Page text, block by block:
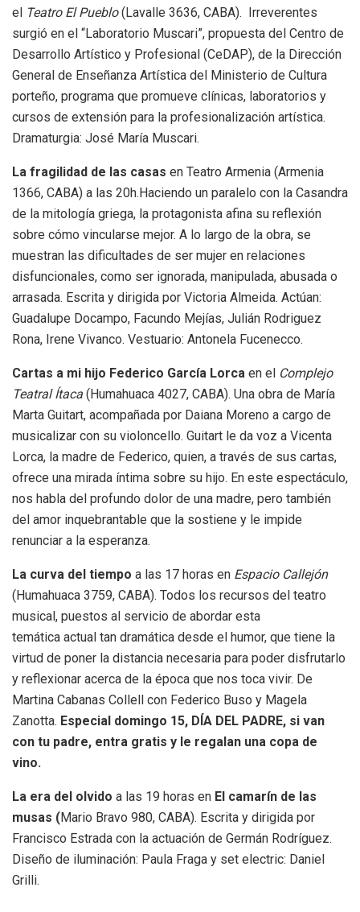
el Teatro El Pueblo(Lavalle 3636, CABA). Irreverentes
surgió en el “Laboratorio Muscari”, propuesta del Centro de
Desarrollo Artístico y Profesional (CeDAP), de la Dirección
General de Enseñanza Artística del Ministerio de Cultura
porteño, programa que promueve clínicas, laboratorios y
cursos de extensión para la profesionalización artística.
Dramaturgia: José María Muscari.
La fragilidad de las casas en Teatro Armenia (Armenia
1366, CABA) a las 20h.Haciendo un paralelo con la Casandra
de la mitología griega, la protagonista afina su reflexión
sobre cómo vincularse mejor. A lo largo de la obra, se
muestran las dificultades de ser mujer en relaciones
disfuncionales, como ser ignorada, manipulada, abusada o
arrasada. Escrita y dirigida por Victoria Almeida. Actúan:
Guadalupe Docampo, Facundo Mejías, Julián Rodriguez
Rona, Irene Vivanco. Vestuario: Antonela Fucenecco.
Cartas a mi hijo Federico García Lorca en el Complejo
Teatral Ítaca (Humahuaca 4027, CABA). Una obra de María
Marta Guitart, acompañada por Daiana Moreno a cargo de
musicalizar con su violoncello. Guitart le da voz a Vicenta
Lorca, la madre de Federico, quien, a través de sus cartas,
ofrece una mirada íntima sobre su hijo. En este espectáculo,
nos habla del profundo dolor de una madre, pero también
del amor inquebrantable que la sostiene y le impide
renunciar a la esperanza.
La curva del tiempo a las 17 horas en Espacio Callejón
(Humahuaca 3759, CABA). Todos los recursos del teatro
musical, puestos al servicio de abordar esta
temática actual tan dramática desde el humor, que tiene la
virtud de poner la distancia necesaria para poder disfrutarlo
y reflexionar acerca de la época que nos toca vivir. De
Martina Cabanas Collell con Federico Buso y Magela
Zanotta. Especial domingo 15, DÍA DEL PADRE, si van
con tu padre, entra gratis y le regalan una copa de
vino.
La era del olvido a las 19 horas en El camarín de las
musas (Mario Bravo 980, CABA). Escrita y dirigida por
Francisco Estrada con la actuación de Germán Rodríguez.
Diseño de iluminación: Paula Fraga y set electric: Daniel
Grilli.